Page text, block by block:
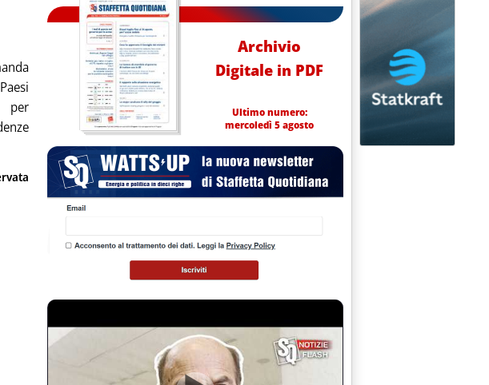
per
Archivio
Digitale in PDF
Ultimo numero:
mercoledì 5 agosto